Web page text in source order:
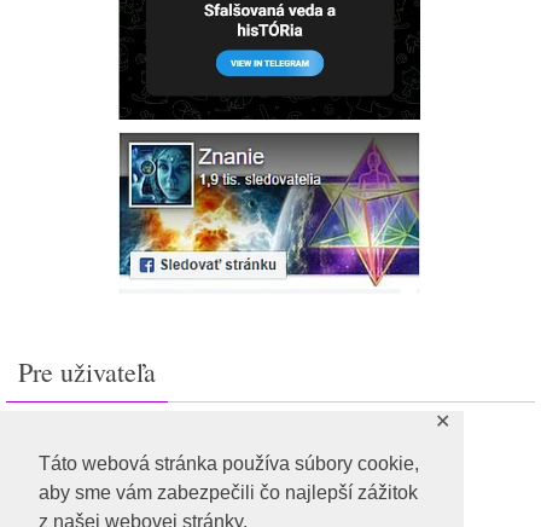
Táto webová stránka používa súbory cookie,
aby sme vám zabezpečili čo najlepší zážitok
z našej webovej stránky.
✕
Pre uživateľa
Feed záznamov
RSS feed komentárov
WordPress.org